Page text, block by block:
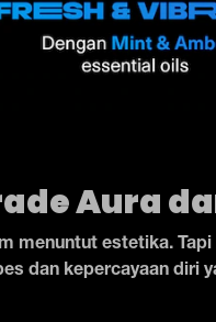
Aura
menuntut estetika.
dan kepercayaan diri